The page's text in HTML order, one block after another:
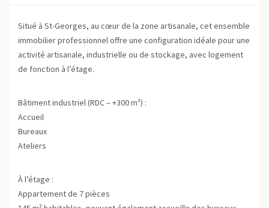
Situé à St-Georges, au cœur de la zone artisanale, cet ensemble
immobilier professionnel offre une configuration idéale pour une
activité artisanale, industrielle ou de stockage, avec logement
de fonction à l’étage.
Bâtiment industriel (RDC – +300 m²) :
Accueil
Bureaux
Ateliers
À l’étage :
Appartement de 7 pièces